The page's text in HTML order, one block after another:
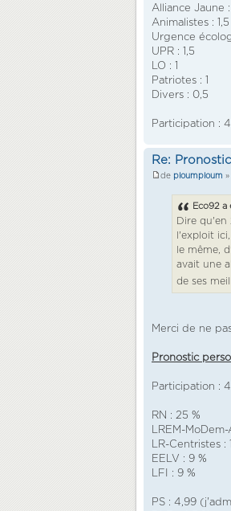
Alliance Jaune :
Animalistes : 1,5
Urgence
UPR : 1,5
LO : 1
Patriotes : 1
Divers : 0,5
Participation :
Re:
de ploumploum »
Eco92 a
Dire
l'exploit
le même,
avait une
de ses
Merci de ne
Pronostic
Participation :
RN : 25 %
LREM-
LR-Centristes :
EELV : 9 %
LFI : 9 %
PS : 4,99